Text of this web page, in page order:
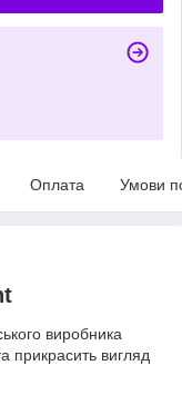
Оплата Умови
виробника
прикрасить вигляд